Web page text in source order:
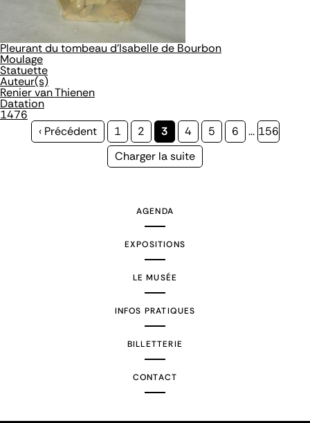
Pleurant du tombeau d'Isabelle de Bourbon
Moulage
Statuette
Auteur(s)
Renier van Thienen
Datation
1476
Page
‹ Précédent Page
1 Page
2
Page
courante
3 Page
4 Page
5 Page
6 … Page
156
Page
Charger la suite
AGENDA
EXPOSITIONS
LE MUSÉE
INFOS PRATIQUES
BILLETTERIE
CONTACT